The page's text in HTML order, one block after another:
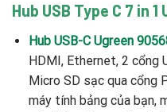
Hub USB Type C 7 in
Hub USB-C Ugreen
HDMI, Ethernet, 2 cổng
Micro SD sạc qua cổng
máy tính bảng của bạn,